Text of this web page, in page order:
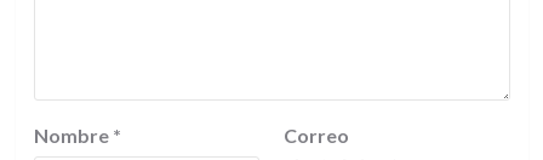
Nombre *
Correo